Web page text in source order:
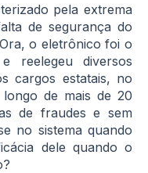
pela extrema
de segurança do
o eletrônico foi o
reelegeu diversos
cargos estatais, no
de mais de 20
de fraudes e sem
no sistema quando
dele quando o